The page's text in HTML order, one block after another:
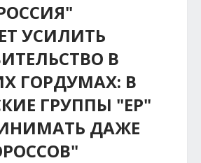
УСИЛИТЬ
В
ГОРДУМАХ: В
ГРУППЫ "ЕР"
ДАЖЕ